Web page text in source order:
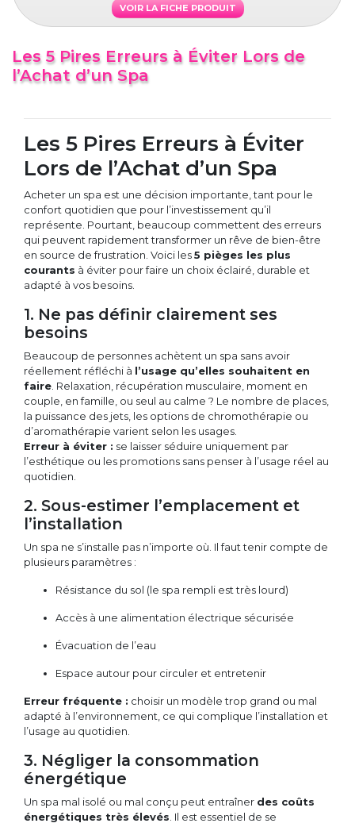
VOIR LA FICHE PRODUIT
Les 5 Pires Erreurs à Éviter Lors de
l’Achat d’un Spa
Les 5 Pires Erreurs à Éviter
Lors de l’Achat d’un Spa
Acheter un spa est une décision importante, tant pour le
confort quotidien que pour l’investissement qu’il
représente. Pourtant, beaucoup commettent des erreurs
qui peuvent rapidement transformer un rêve de bien-être
en source de frustration. Voici les5 pièges les plus
courants à éviter pour faire un choix éclairé, durable et
adapté à vos besoins.
1. Ne pas définir clairement ses
besoins
Beaucoup de personnes achètent un spa sans avoir
réellement réfléchi à l’usage qu’elles souhaitent en
faire . Relaxation, récupération musculaire, moment en
couple, en famille, ou seul au calme ? Le nombre de places,
la puissance des jets, les options de chromothérapie ou
d’aromathérapie varient selon les usages.
Erreur à éviter : se laisser séduire uniquement par
l’esthétique ou les promotions sans penser à l’usage réel au
quotidien.
2. Sous-estimer l’emplacement et
l’installation
Un spa ne s’installe pas n’importe où. Il faut tenir compte de
plusieurs paramètres :
Résistance du sol (le spa rempli est très lourd)
Accès à une alimentation électrique sécurisée
Évacuation de l’eau
Espace autour pour circuler et entretenir
Erreur fréquente : choisir un modèle trop grand ou mal
adapté à l’environnement, ce qui complique l’installation et
l’usage au quotidien.
3. Négliger la consommation
énergétique
Un spa mal isolé ou mal conçu peut entraîner des coûts
énergétiques très élevés . Il est essentiel de se